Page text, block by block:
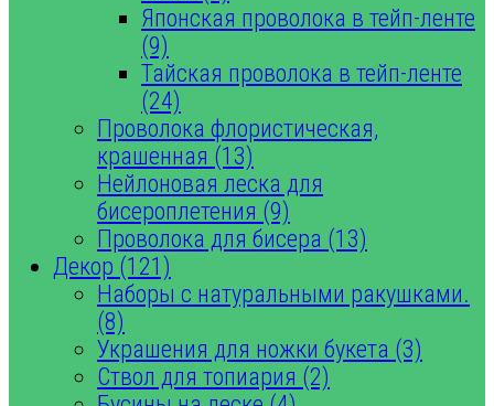
Японская проволока в тейп-ленте
(9)
Тайская проволока в тейп-ленте
(24)
Проволока флористическая,
крашенная (13)
Нейлоновая леска для
бисероплетения (9)
Проволока для бисера (13)
Декор (121)
Наборы с натуральными ракушками.
(8)
Украшения для ножки букета (3)
Ствол для топиария (2)